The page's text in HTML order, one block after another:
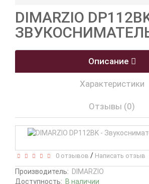
DIMARZIO
Описание
Характеристики
Отзывы (0)
0 отзывов / Написать отзыв
Производитель: DIMARZIO
Доступность: В наличии